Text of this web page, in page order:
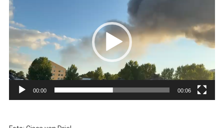
00:00 00:06